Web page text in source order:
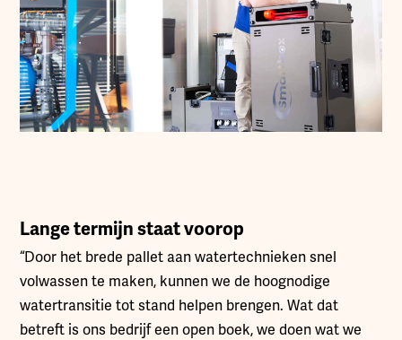
Lange termijn staat voorop
“Door het brede pallet aan watertechnieken snel
volwassen te maken, kunnen we de hoognodige
watertransitie tot stand helpen brengen. Wat dat
betreft is ons bedrijf een open boek, we doen wat we